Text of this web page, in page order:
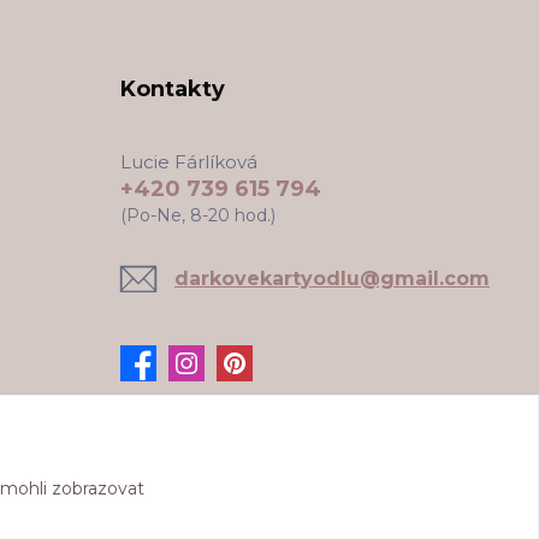
Kontakty
Lucie Fárlíková
+420 739 615 794
(Po-Ne, 8-20 hod.)
darkovekartyodlu@gmail.com
zobrazovat